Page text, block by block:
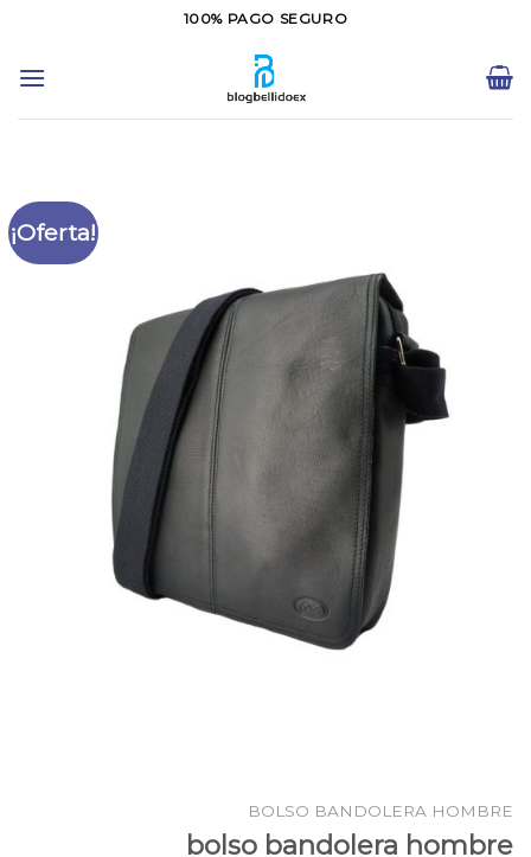
contenido
100% PAGO SEGURO
¡Oferta!
BOLSO BANDOLERA HOMBRE
bolso bandolera hombre